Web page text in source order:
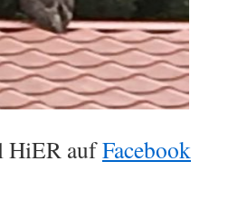
HiER aufFacebook